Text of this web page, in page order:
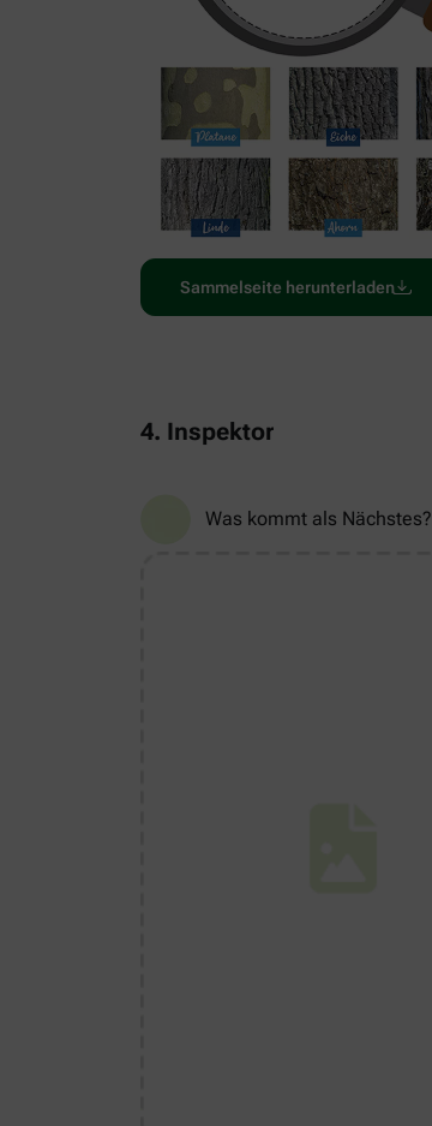
Sammelseite herunterladen
4. Inspektor
Was kommt als Nächstes?